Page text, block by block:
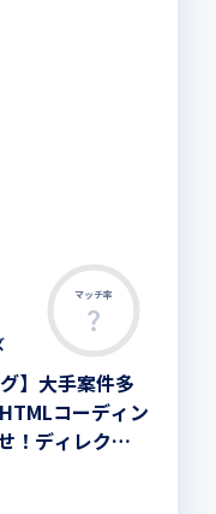
マッチ率
】大手案件多
コーディン
！ディレクシ
を磨きません